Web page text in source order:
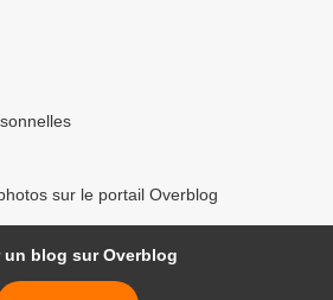
sur le portail Overblog
un blog sur Overblog